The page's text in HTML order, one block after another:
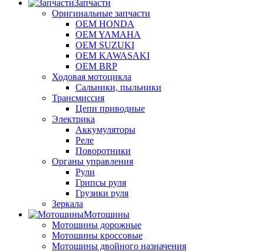
Запчасти
Оригинальные запчасти
OEM HONDA
OEM YAMAHA
OEM SUZUKI
OEM KAWASAKI
OEM BRP
Ходовая мотоцикла
Сальники, пыльники
Трансмиссия
Цепи приводные
Электрика
Аккумуляторы
Реле
Поворотники
Органы управления
Рули
Грипсы руля
Грузики руля
Зеркала
Мотошины
Мотошины дорожные
Мотошины кроссовые
Мотошины двойного назначения